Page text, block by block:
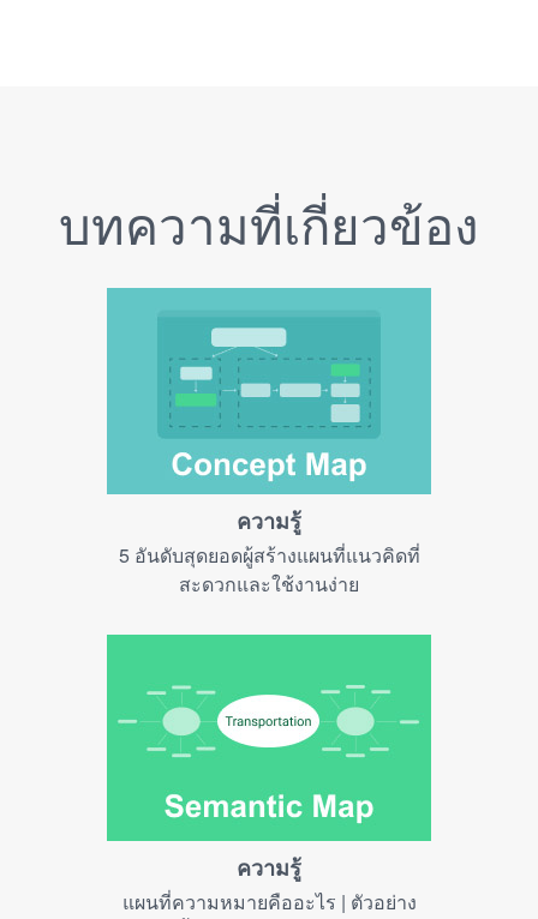
บทความที่เกี่ยวข้อง
ความรู้
5 อันดับสุดยอดผู้สร้างแผนที่แนวคิดที่
สะดวกและใช้งานง่าย
ความรู้
แผนที่ความหมายคืออะไร | ตัวอย่าง